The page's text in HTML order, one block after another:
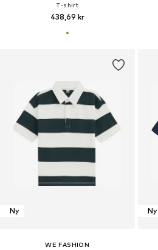
T-shirt
438,69 kr
Ny
WE FASHION
Ny